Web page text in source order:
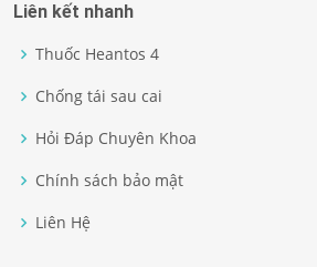
Liên kết nhanh
Thuốc Heantos 4
Chống tái sau cai
Hỏi Đáp Chuyên Khoa
Chính sách bảo mật
Liên Hệ